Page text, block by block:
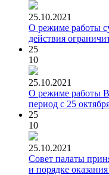
25.10.2021
О режиме работы
действия
25
10
25.10.2021
О режиме работы
период с 25
25
10
25.10.2021
Совет палаты
и порядке